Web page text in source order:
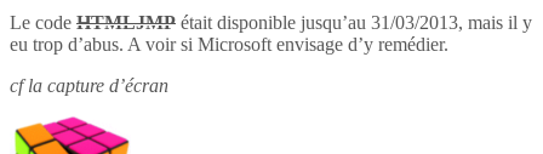
Le code HTMLJMP était disponible jusqu’au 31/03/2013, mais il y
eu trop d’abus. A voir si Microsoft envisage d’y remédier.
cf la capture d’écran